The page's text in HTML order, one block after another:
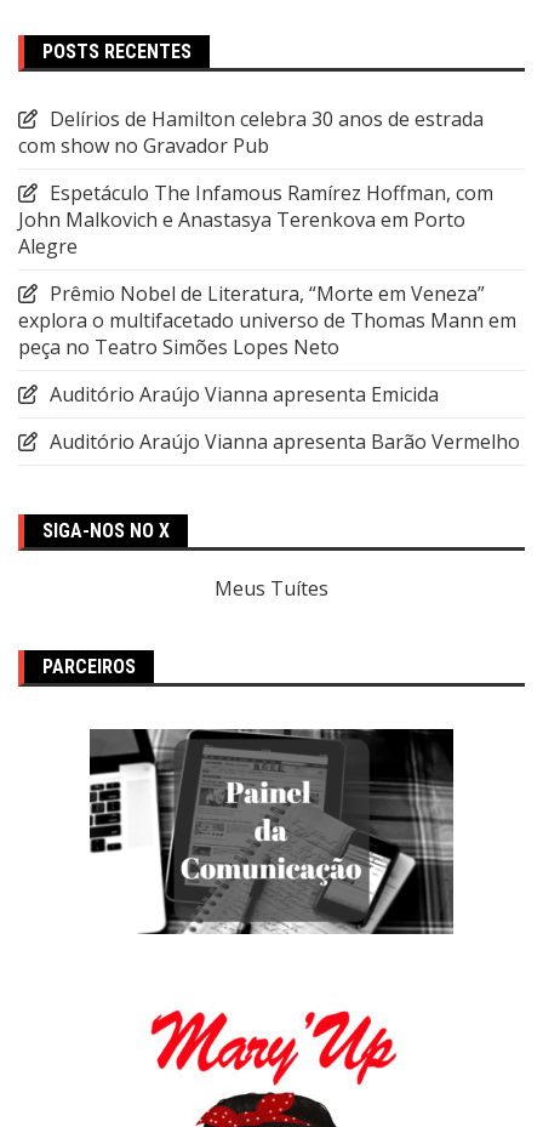
POSTS RECENTES
Delírios de Hamilton celebra 30 anos de estrada
com show no Gravador Pub
Espetáculo The Infamous Ramírez Hoffman, com
John Malkovich e Anastasya Terenkova em Porto
Alegre
Prêmio Nobel de Literatura, “Morte em Veneza”
explora o multifacetado universo de Thomas Mann em
peça no Teatro Simões Lopes Neto
Auditório Araújo Vianna apresenta Emicida
Auditório Araújo Vianna apresenta Barão Vermelho
SIGA-NOS NO X
Meus Tuítes
PARCEIROS